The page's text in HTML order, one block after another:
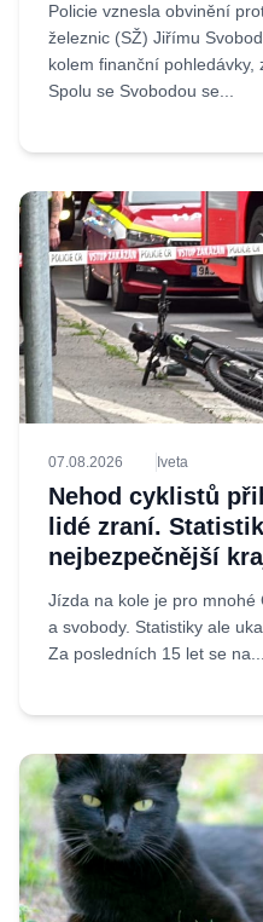
Policie vznesla obvinění
železnic (SŽ) Jiřímu
kolem finanční pohledávky,
Spolu se Svobodou se...
07.08.2026 Iveta
Nehod cyklistů
lidé zraní.
nejbezpečnější
Jízda na kole je pro mnohé
a svobody. Statistiky ale
Za posledních 15 let se na...